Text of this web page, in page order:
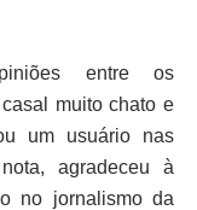
entre os
muito chato e
um usuário nas
agradeceu à
no jornalismo da